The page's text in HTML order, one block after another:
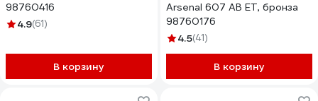
98760416
4.9(61)
В корзину
Arsenal 607 AB ET, бронза
98760176
4.5(41)
В корзину